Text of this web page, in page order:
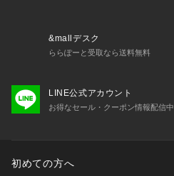
&mallデスク
ららぽーと受取なら送料無料
LINE公式アカウント
お得なセール・クーポン情報配信中
初めての方へ